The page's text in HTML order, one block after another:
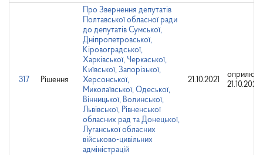
317 Рішення
Про Звернення депутатів
Полтавської обласної ради
до депутатів Сумської,
Дніпропетровської,
Кіровоградської,
Харківської, Черкаської,
Київської, Запорізької,
Херсонської,
Миколаївської, Одеської,
Вінницької, Волинської,
Львівської, Рівненської
обласних рад та Донецької,
Луганської обласних
військово-цивільних
адміністрацій
21.10.2021
21.10.2021